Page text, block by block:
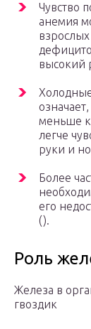
Чувство
анемия
высокий
меньше
легче
руки и
Более
его
().
Роль
Железа в
гвоздик